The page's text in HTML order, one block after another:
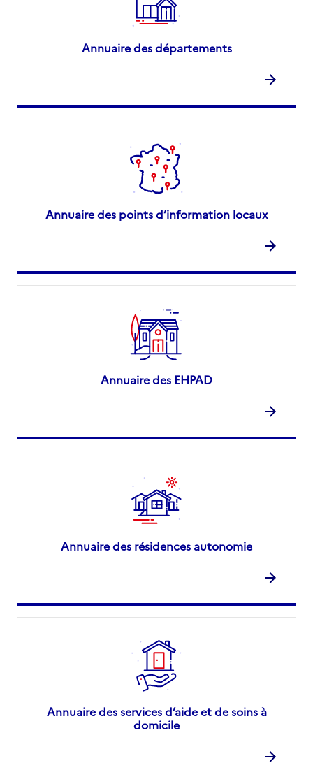
Annuaire des départements
Annuaire des points d’information locaux
Annuaire des EHPAD
Annuaire des résidences autonomie
Annuaire des services d’aide et de soins à
domicile